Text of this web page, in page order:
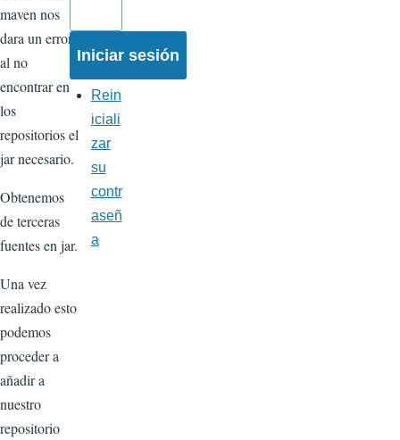
maven nos
dara un error
al no
encontrar en
los
repositorios el
jar necesario.
Obtenemos
de terceras
fuentes en jar.
Una vez
realizado esto
podemos
proceder a
añadir a
nuestro
repositorio
Rein
iciali
zar
su
contr
aseñ
a